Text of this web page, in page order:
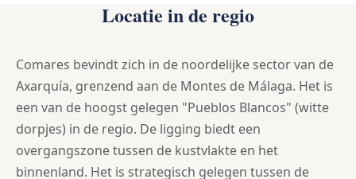
Locatie in de regio
Comares bevindt zich in de noordelijke sector van de
Axarquía, grenzend aan de Montes de Málaga. Het is
een van de hoogst gelegen "Pueblos Blancos" (witte
dorpjes) in de regio. De ligging biedt een
overgangszone tussen de kustvlakte en het
binnenland. Het is strategisch gelegen tussen de